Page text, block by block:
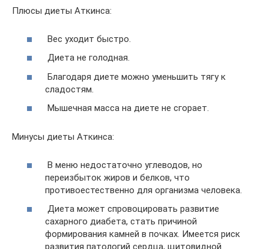
Плюсы диеты Аткинса:
Вес уходит быстро.
Диета не голодная.
Благодаря диете можно уменьшить тягу к
сладостям.
Мышечная масса на диете не сгорает.
Минусы диеты Аткинса:
В меню недостаточно углеводов, но
переизбыток жиров и белков, что
противоестественно для организма человека.
Диета может спровоцировать развитие
сахарного диабета, стать причиной
формирования камней в почках. Имеется риск
развития патологий сердца, щитовидной